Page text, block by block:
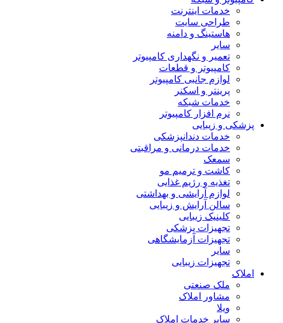
خدمات اینترنت
طراحی سایت
هاستینگ و دامنه
سایر
تعمیر و نگهداری کامپیوتر
کامپیوتر و قطعات
لوازم جانبی کامپیوتر
پرینتر و اسکنر
خدمات شبکه
نرم افزار کامپیوتر
پزشکی و زیبایی
خدمات دندانپزشکی
خدمات درمانی و مراقبتی
سمعک
کاشت و ترمیم مو
تغذیه و رژیم غذایی
لوازم آرایشی و بهداشتی
سالن آرایش و زیبایی
کلینیک زیبایی
تجهیزات پزشکی
تجهیزات آزمایشگاهی
سایر
تجهیزات زیبایی
املاک
ملک صنعتی
مشاور املاک
ویلا
سایر خدمات املاک